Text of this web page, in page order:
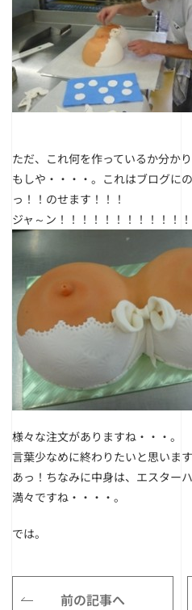
ただ、これ何を作っているか分か
もしや・・・・。これはブログに
っ！！のせます！！！
ジャ～ン！！！！！！！！！！！！
様々な注文がありますね・・・。
言葉少なめに終わりたいと思います
あっ！ちなみに中身は、エスター
満々ですね・・・・。
では。
前の記事へ